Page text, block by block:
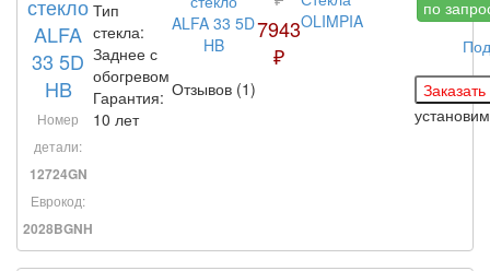
стекло
ALFA
33 5D
HB
Номер
детали:
12724GN
Еврокод:
2028BGNH
Тип
стекла:
Заднее с
обогревом
Гарантия:
10 лет
Отзывов (1)
7943
₽
OLIMPIA
по